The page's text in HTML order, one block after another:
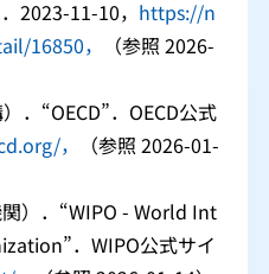
2023-11-10， https://n
16850， （参照 2026-
．“OECD”．OECD公式
， （参照 2026-01-
）．“WIPO - World Int
．WIPO公式サイ